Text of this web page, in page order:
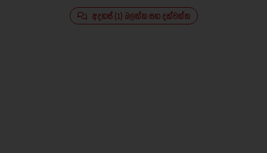
අදහස් (1) බලන්න සහ දක්වන්න